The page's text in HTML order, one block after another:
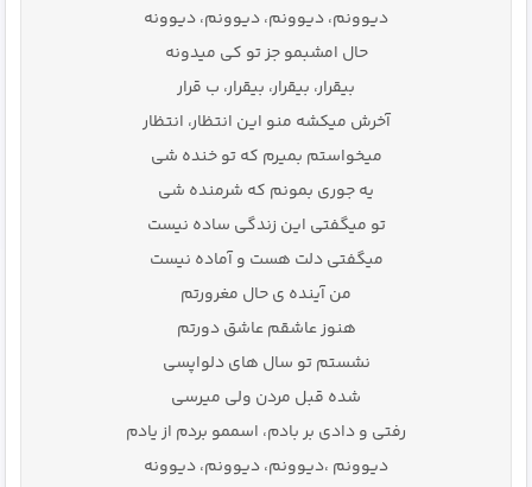
دیوونم، دیوونم، دیوونم، دیوونه
حال امشبمو جز تو کی میدونه
بیقرار، بیقرار، بیقرار، ب قرار
آخرش میکشه منو این انتظار، انتظار
میخواستم بمیرم که تو خنده شی
یه جوری بمونم که شرمنده شی
تو میگفتی این زندگی ساده نیست
میگفتی دلت هست و آماده نیست
من آینده ی حال مغرورتم
هنوز عاشقم عاشق دورتم
نشستم تو سال های دلواپسی
شده قبل مردن ولی میرسی
رفتی و دادی بر بادم، اسممو بردم از یادم
دیوونم ،دیوونم، دیوونم، دیوونه